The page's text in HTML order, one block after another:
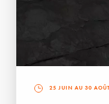
25 JUIN AU 30 AOÛT